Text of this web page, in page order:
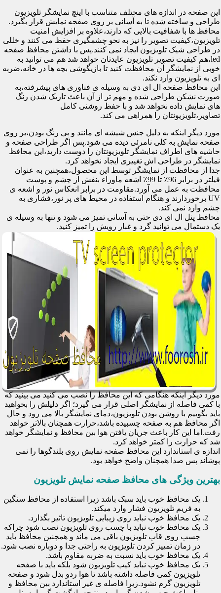
این صفحه در اندازه های مختلف متناسب با اینچ نمایشگر تلویزیون
طراحی و ساخته شده تا به آسانی بر روی صفحه نمایش قرار بگیرد.
محافظ ها با شفافیت بالایی که دارند،علاوه بر افزایش امنیت
تلویزیون،کیفیت تصویر را نیز به نحو چشمگیری حفظ می کنند و خللی
در طراحی شیک تلویزیون ایجاد نمی کنند.پس با داشتن محافظ صفحه
led،هم کیفیت تصویر تلویزیون عایدتان خواهد شد هم می توانید به
خوبی از نمایشگر آن محافظت کنید تا بازیگوشی بچه ها در خانه،ضربه
ای به تلویزیون وارد نکند.
این محافظ صفحه ال ای دی به وسیله ی فناوری های پیشرفته،به
صورت نشکن طراحی شده و مهم تر از آن باعث تاریک شدن رنگ
های نمایش داده نخواهد شد و با حفظ روشنی کامل
تصاویر،تلویزیونتان را همراهی می کند.
مورد دیگر اینکه به دلیل جنس شیشه ای مانند و بی رنگ بودن،بر روی
صفحه نمایش به کلی نامرئی دیده می شود.پس اگر طراحی صفحه و
حاشیه های اطراف نمایشگر تلویزیونتان را دوست دارید،این محافظ
نمایشگر در طراحی اش تغییری ایجاد نخواهد کرد.
جدا از محافظت از نمایشگر توسط این محصول،همچنین به عنوان
فیلتر در برابر 96٪ تا 99٪ اشعه ماوراء بنفش از چشم و پوست
محافظت به عمل می آورد.مقاومت در برابر انعکاس نور و اشعه ی
UV برخوردارند و هنگام استفاده در محیط های پر نور،فشاری به
چشم وارد نمی کند.
محافظ پنل ال ای دی حتی به آسانی تمیز می شود و تنها به وسیله ی
یک دستمال می توانید گرد و غبار رویش را تمیز کنید.
مورد دیگر اینکه هنگامی که این محافظ را نصب می کنید می بینید که
با کمی فاصله از نمایشگر اصلی قرار می گیرد؛ اگر دلیلش را بخواهید
باید بگوییم با روشن بودن تلویزیون،دمای نمایشگر بالا می رود و حال
اگر محافظ هم به صفحه چسبیده باشد،حرارت همچنان بالاتر خواهد
رفت.اما این کار باعث جریان یافتن هوا بین محافظ و نمایشگر خواهد
شد که حرارت را کمتر خواهد کرد.
اندازه ی استاندارد این محافظ صفحه نمایش روی بلندگوها را نمی
پوشاند پس صدا همچنان واضح خواهد بود.
بهترین ویژگی های محافظ صفحه نمایش تلویزیون
یک محافظ خوب باید سبک باشد زیرا استفاده از محافظ سنگین
به فریم تلویزیون فشار وارد میکند.
یک محافظ خوب نباید روی زیبایی تلویزیون تاثیر بگذارد.
یک محافظ خوب نباید با چسب روی تلویزیون نصب شود چراکه
چسب روی قاب تلویزیون باقی می ماند و همچنین محافظ باید
در زمان تمییز کردن تلویزیون به راحتی جدا و دوباره نصب شود.
یک محافظ خوب باید نسبت به ضربه مقاوم باشد.
یک محافظ خوب نباید کیپ تلویزیون شود بلکه باید با صفحه
تلویزیون کمی فاصله داشته باشد تا هوا ردو بدل شود و صفحه
تلویزیون گرم نشود.زیرا فاصله ی غیر استاندارد بین محافظ و